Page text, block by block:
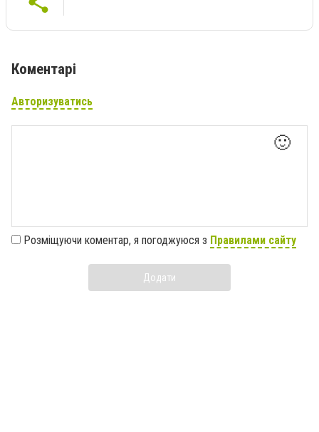
Коментарі
Авторизуватись
🙂
Розміщуючи коментар, я погоджуюся з Правилами сайту
Додати